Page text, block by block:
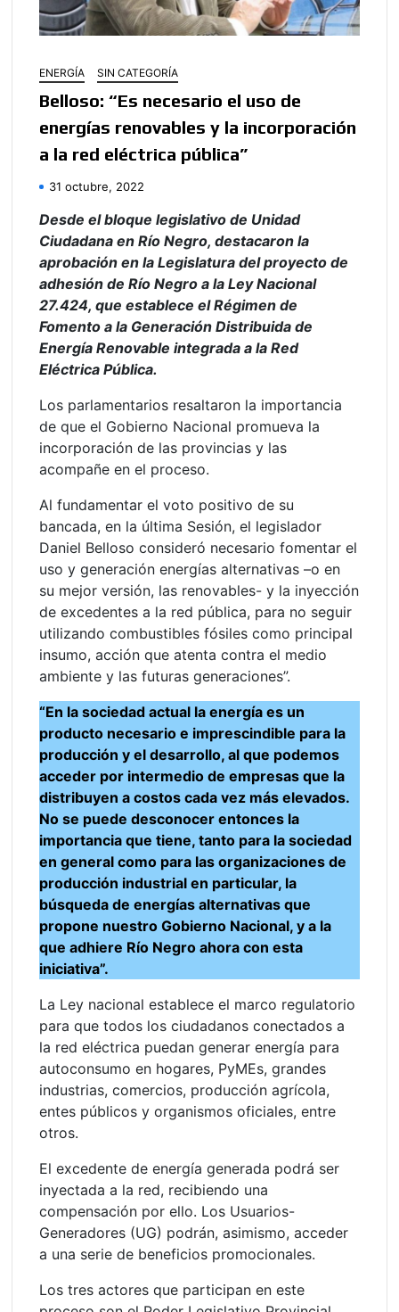
ENERGÍA SIN CATEGORÍA
Belloso: “Es necesario el uso de
energías renovables y la incorporación
a la red eléctrica pública”
31 octubre, 2022
Desde el bloque legislativo de Unidad
Ciudadana en Río Negro, destacaron la
aprobación en la Legislatura del proyecto de
adhesión de Río Negro a la Ley Nacional
27.424, que establece el Régimen de
Fomento a la Generación Distribuida de
Energía Renovable integrada a la Red
Eléctrica Pública.
Los parlamentarios resaltaron la importancia
de que el Gobierno Nacional promueva la
incorporación de las provincias y las
acompañe en el proceso.
Al fundamentar el voto positivo de su
bancada, en la última Sesión, el legislador
Daniel Belloso consideró necesario fomentar el
uso y generación energías alternativas –o en
su mejor versión, las renovables- y la inyección
de excedentes a la red pública, para no seguir
utilizando combustibles fósiles como principal
insumo, acción que atenta contra el medio
ambiente y las futuras generaciones”.
“En la sociedad actual la energía es un
producto necesario e imprescindible para la
producción y el desarrollo, al que podemos
acceder por intermedio de empresas que la
distribuyen a costos cada vez más elevados.
No se puede desconocer entonces la
importancia que tiene, tanto para la sociedad
en general como para las organizaciones de
producción industrial en particular, la
búsqueda de energías alternativas que
propone nuestro Gobierno Nacional, y a la
que adhiere Río Negro ahora con esta
iniciativa”.
La Ley nacional establece el marco regulatorio
para que todos los ciudadanos conectados a
la red eléctrica puedan generar energía para
autoconsumo en hogares, PyMEs, grandes
industrias, comercios, producción agrícola,
entes públicos y organismos oficiales, entre
otros.
El excedente de energía generada podrá ser
inyectada a la red, recibiendo una
compensación por ello. Los Usuarios-
Generadores (UG) podrán, asimismo, acceder
a una serie de beneficios promocionales.
Los tres actores que participan en este